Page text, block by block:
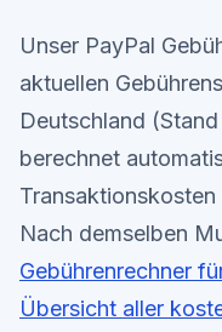
Unser PayPal
aktuellen
Deutschland
berechnet
Nach demselben
Gebührenrechner
Übersicht aller